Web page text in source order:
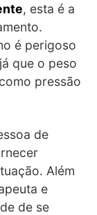
, esta é a
é perigoso
que o peso
pressão
de
Além
e
de se